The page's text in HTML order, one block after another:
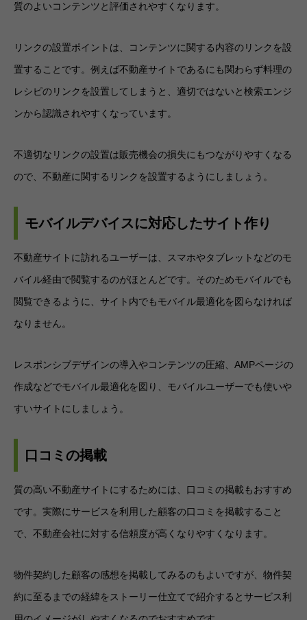
質のよいコンテンツと評価されやすくなります。
リンクの設置ポイントは、コンテンツに関する内容のリンクを設
置することです。例えば不動産サイトであるにも関わらず料理の
レシピのリンクを設置してしまうと、適切ではないと検索エンジ
ンから認識されやすくなっています。
不適切なリンクの設置は販売機会の損失にもつながりやすくなる
ので、不動産に関するリンクを設置するようにしましょう。
モバイルデバイスに対応したサイト作り
不動産サイトに訪れるユーザーは、スマホやタブレットなどのモ
バイル経由で閲覧するのがほとんどです。そのためモバイルでも
閲覧できるように、サイト内でもモバイル最適化を図らなければ
なりません。
レスポンシブデザインの導入やコンテンツの圧縮、AMPページの
作成などでモバイル最適化を図り、モバイルユーザーでも使いや
すいサイトにしましょう。
口コミの掲載
質の高い不動産サイトにするためには、口コミの掲載もおすすめ
です。実際にサービスを利用した顧客の口コミを掲載すること
で、不動産会社に対する信頼度が高くなりやすくなります。
物件契約した顧客の感想を掲載してみるのもよいですが、物件契
約に至るまでの経緯をストーリー仕立てで紹介するとサービス利